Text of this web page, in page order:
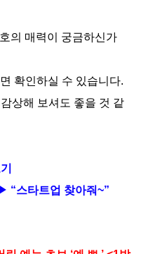
의 매력이 궁금하신가
확인하실 수 있습니다.
상해 보셔도 좋을 것 같
“스타트업 찾아줘~”